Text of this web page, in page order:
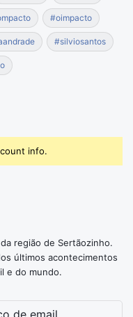
#oimpacto
#silviosantos
info.
região de Sertãozinho.
últimos acontecimentos
e do mundo.